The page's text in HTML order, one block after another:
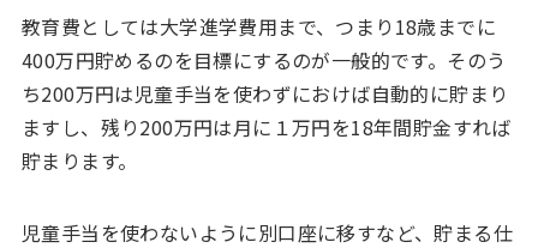
教育費としては大学進学費用まで、つまり18歳までに
400万円貯めるのを目標にするのが一般的です。そのう
ち200万円は児童手当を使わずにおけば自動的に貯まり
ますし、残り200万円は月に１万円を18年間貯金すれば
貯まります。
児童手当を使わないように別口座に移すなど、貯まる仕